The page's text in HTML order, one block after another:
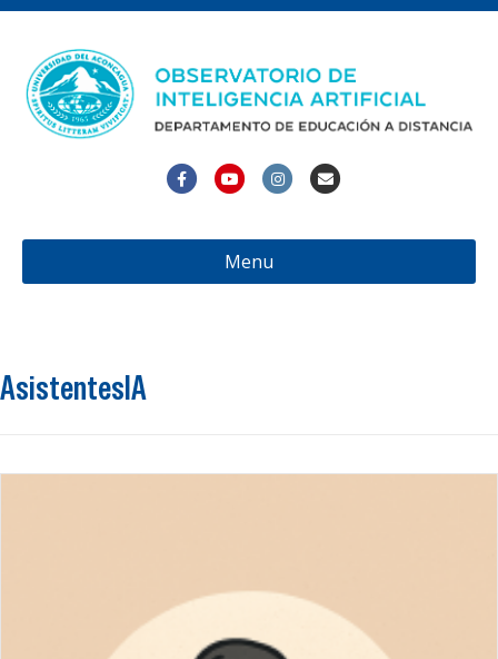
FacebookYoutubeInstagramEmail
Menu
AsistentesIA